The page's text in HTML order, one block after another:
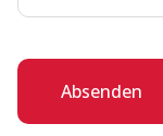
Absenden